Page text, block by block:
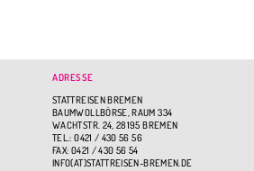
ADRESSE
STATTREISEN BREMEN
BAUMWOLLBÖRSE, RAUM 334
WACHTSTR. 24, 28195 BREMEN
TEL.: 0421 / 430 56 56
FAX: 0421 / 430 56 54
INFO(AT)STATTREISEN-BREMEN.DE